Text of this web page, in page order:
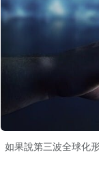
如果說第三波全球化